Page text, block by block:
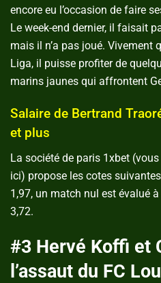
encore eu l’occasion de faire
Le week-end dernier, il faisait
mais il n’a pas joué. Vivement
Liga, il puisse profiter de
marins jaunes qui affrontent
Salaire de Bertrand
et plus
La société de paris 1xbet
ici) propose les cotes
1,97, un match nul est évalué
3,72.
#3 Hervé Koffi et
l’assaut du FC